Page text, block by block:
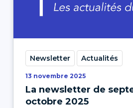
Newsletter Actualités
13 novembre 2025
La newsletter de
octobre 2025